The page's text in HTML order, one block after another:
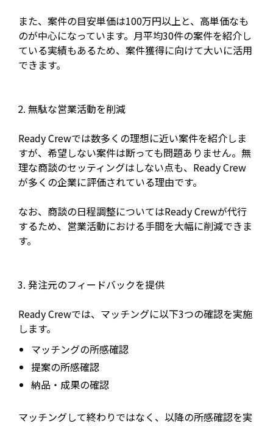
また、案件の目安単価は100万円以上と、高単価なも
のが中心になっています。月平均30件の案件を紹介し
ている実績もあるため、案件獲得に向けて大いに活用
できます。
無駄な営業活動を削減
Ready Crewでは数多くの理想に近い案件を紹介しま
すが、希望しない案件は断っても問題ありません。無
理な商談のセッティングはしない点も、Ready Crew
が多くの企業に評価されている理由です。
なお、商談の日程調整についてはReady Crewが代行
するため、営業活動における手間を大幅に削減できま
す。
発注元のフィードバックを提供
Ready Crewでは、マッチングに以下3つの確認を実施
します。
マッチングの所感確認
提案の所感確認
納品・成果の確認
マッチングして終わりではなく、以降の所感確認を実